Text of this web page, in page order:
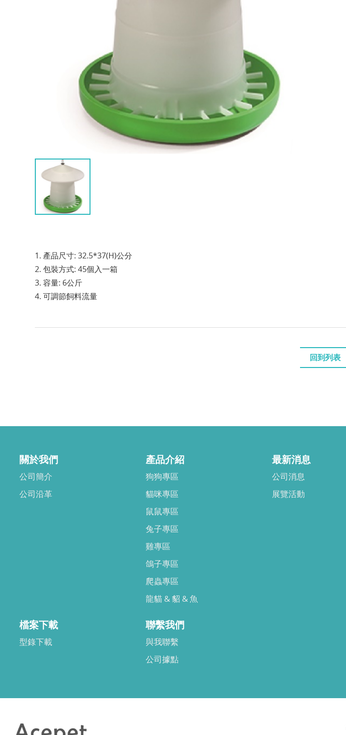
1. 產品尺寸: 32.5*37(H)公分
2. 包裝方式: 45個入一箱
3. 容量: 6公斤
4. 可調節飼料流量
回到列表
關於我們
公司簡介
公司沿革
產品介紹
狗狗專區
貓咪專區
鼠鼠專區
兔子專區
雞專區
鴿子專區
爬蟲專區
龍貓 & 貂 & 魚
最新消息
公司消息
展覽活動
檔案下載
型錄下載
聯繫我們
與我聯繫
公司據點